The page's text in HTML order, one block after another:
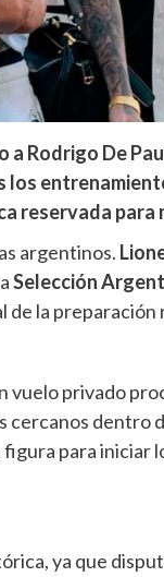
Rodrigo De
los
reservada
argentinos.
Selección
la preparación
vuelo privado
cercanos
figura para
ya que